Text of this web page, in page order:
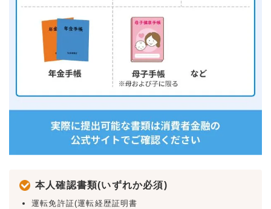
本人確認書類(いずれか必須)
運転免許証(運転経歴証明書